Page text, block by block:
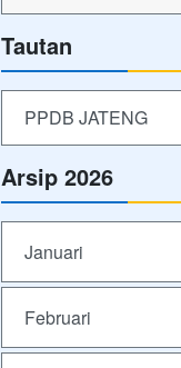
Tautan
PPDB JATENG
Arsip 2026
Januari
Februari